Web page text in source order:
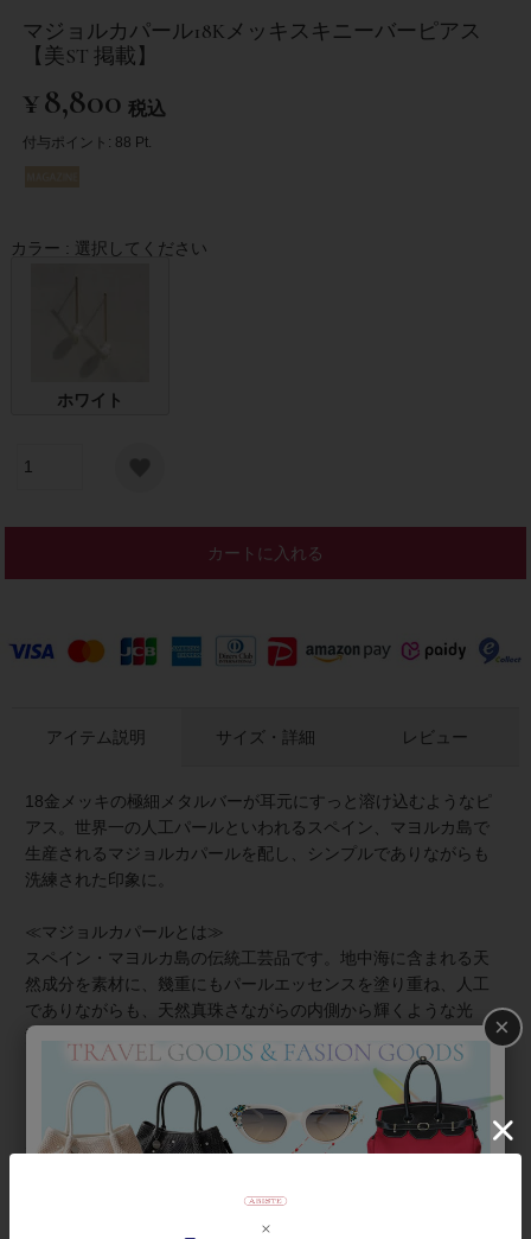
マジョルカパール18Kメッキスキニーバーピアス
【美ST 掲載】
¥8,800 税込
付与ポイント: 88 Pt.
カラー 選択してください
ホワイト
カートに入れる
アイテム説明
18金メッキの極細メタルバーが耳元にすっと溶け込むようなピ
アス。世界一の人工パールといわれるスペイン、マヨルカ島で
生産されるマジョルカパールを配し、シンプルでありながらも
洗練された印象に。
≪マジョルカパールとは≫
スペイン・マヨルカ島の伝統工芸品です。地中海に含まれる天
然成分を素材に、幾重にもパールエッセンスを塗り重ね、人工
でありながらも、天然真珠さながらの内側から輝くような光
沢・色合い・巻の厚みを再現。天然真珠よりも傷が付きにく
く、汗や化粧水による品質変化が少ないため扱いやすく、気軽
に装えるのもマジョルカパールの魅力です。
★雑誌掲載アイテム★
サイズ・詳細 レビュー
×